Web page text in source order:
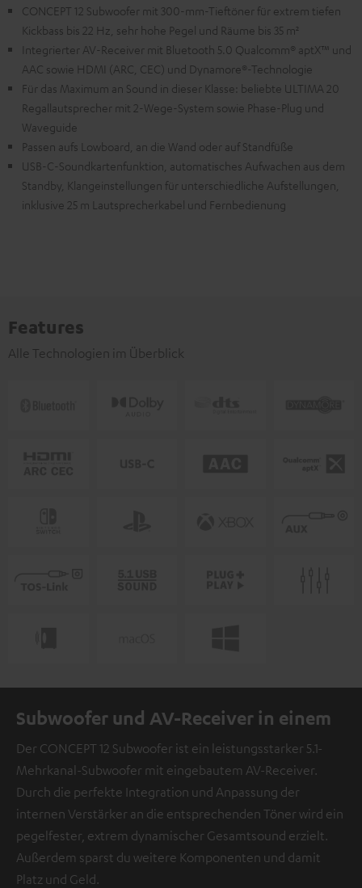
CONCEPT 12 Subwoofer mit 300-mm-Tieftöner für extrem tiefen
Kickbass bis 22 Hz, sehr hohe Pegel und Räume bis 35 m²
Integrierter AV-Receiver mit Bluetooth 5.0 Qualcomm® aptX™ und
AAC sowie HDMI (ARC, CEC) und Dynamore®-Technologie
Für das Maximum an Sound in dieser Klasse: beliebte ULTIMA 20
Regallautsprecher mit 2-Wege-System sowie Phase-Plug und
Waveguide
Passen aufs Lowboard, an die Wand oder auf Standfüße
USB-C-Soundkartenfunktion, automatisches Aufwachen aus dem
Standby, Klangeinstellungen für unterschiedliche Aufstellungen,
inklusive 25 m Lautsprecherkabel und Fernbedienung
Features
Alle Technologien im Überblick
Subwoofer und AV-Receiver in einem
Der CONCEPT 12 Subwoofer ist ein leistungsstarker 5.1-
Mehrkanal-Subwoofer mit eingebautem AV-Receiver.
Durch die perfekte Integration und Anpassung der
internen Verstärker an die entsprechenden Töner wird ein
pegelfester, extrem dynamischer Gesamtsound erzielt.
Außerdem sparst du weitere Komponenten und damit
Platz und Geld.